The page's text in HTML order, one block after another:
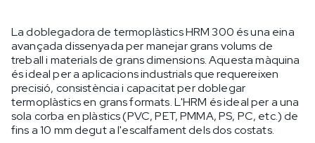
La doblegadora de termoplàstics HRM 300 és una eina
avançada dissenyada per manejar grans volums de
treball i materials de grans dimensions. Aquesta màquina
és ideal per a aplicacions industrials que requereixen
precisió, consistència i capacitat per doblegar
termoplàstics en grans formats. L'HRM és ideal per a una
sola corba en plàstics (PVC, PET, PMMA, PS, PC, etc.) de
fins a 10 mm degut a l'escalfament dels dos costats.